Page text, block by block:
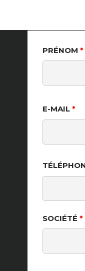
PRÉNOM *
E-MAIL *
SOCIÉTÉ *